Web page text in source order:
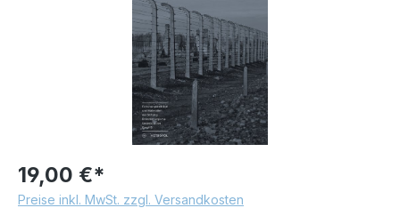
19,00 €*
Preise inkl. MwSt. zzgl. Versandkosten